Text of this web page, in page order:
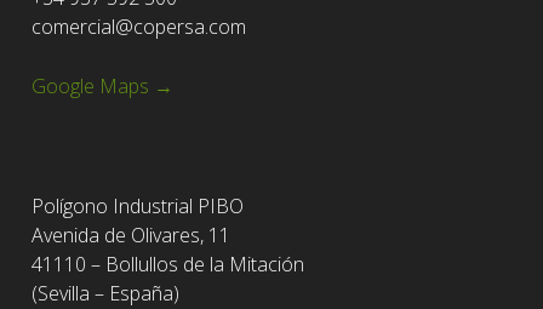
comercial@copersa.com
Google Maps →
Polígono Industrial PIBO
Avenida de Olivares, 11
41110 – Bollullos de la Mitación
(Sevilla – España)